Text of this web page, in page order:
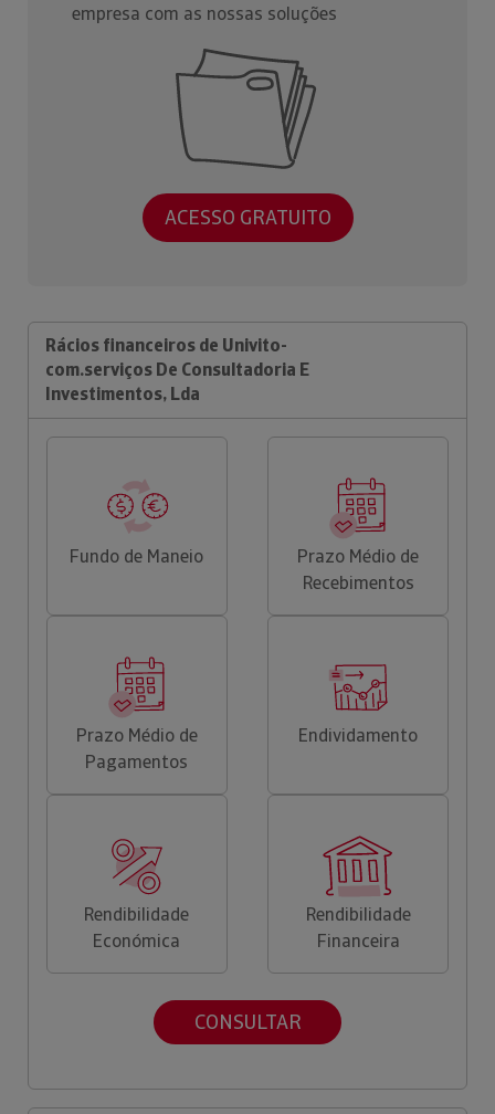
empresa com as nossas soluções
ACESSO GRATUITO
Rácios financeiros de Univito-
com.serviços De Consultadoria E
Investimentos, Lda
Fundo de Maneio
Prazo Médio de
Recebimentos
Prazo Médio de
Pagamentos
Endividamento
Rendibilidade
Económica
Rendibilidade
Financeira
CONSULTAR